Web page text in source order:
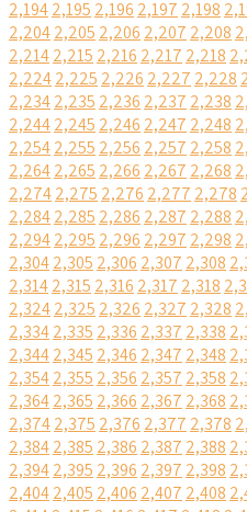
2,1942,195 2,196 2,197 2,198
2,2042,205 2,206 2,207 2,208
2,2142,215 2,216 2,217 2,218
2,2242,225 2,226 2,227 2,228
2,2342,235 2,236 2,237 2,238
2,2442,245 2,246 2,247 2,248
2,2542,255 2,256 2,257 2,258
2,2642,265 2,266 2,267 2,268
2,2742,275 2,276 2,277 2,278
2,2842,285 2,286 2,287 2,288
2,2942,295 2,296 2,297 2,298
2,3042,305 2,306 2,307 2,308
2,3142,315 2,316 2,317 2,318
2,3242,325 2,326 2,327 2,328
2,3342,335 2,336 2,337 2,338
2,3442,345 2,346 2,347 2,348
2,3542,355 2,356 2,357 2,358
2,3642,365 2,366 2,367 2,368
2,3742,375 2,376 2,377 2,378
2,3842,385 2,386 2,387 2,388
2,3942,395 2,396 2,397 2,398
2,4042,405 2,406 2,407 2,408